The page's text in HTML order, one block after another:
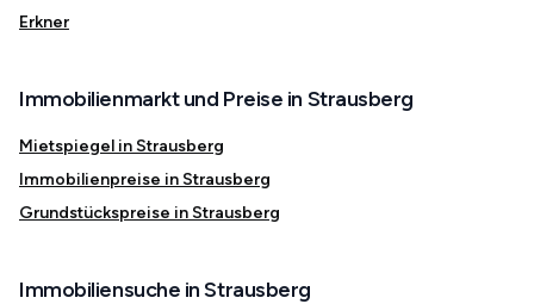
Erkner
Immobilienmarkt und Preise in Strausberg
Mietspiegel in Strausberg
Immobilienpreise in Strausberg
Grundstückspreise in Strausberg
Immobiliensuche in Strausberg